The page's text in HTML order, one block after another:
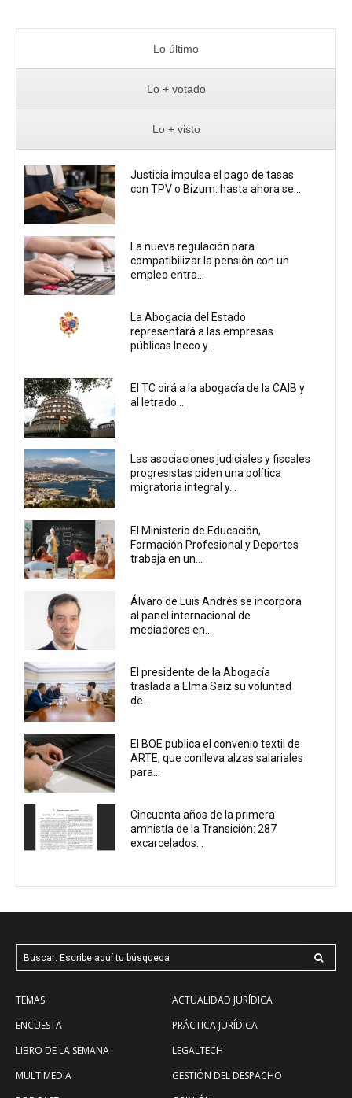
Lo último
Lo + votado
Lo + visto
Justicia impulsa el pago de tasas
con TPV o Bizum: hasta ahora se...
La nueva regulación para
compatibilizar la pensión con un
empleo entra...
La Abogacía del Estado
representará a las empresas
públicas Ineco y...
El TC oirá a la abogacía de la CAIB y
al letrado...
Las asociaciones judiciales y fiscales
progresistas piden una política
migratoria integral y...
El Ministerio de Educación,
Formación Profesional y Deportes
trabaja en un...
Álvaro de Luis Andrés se incorpora
al panel internacional de
mediadores en...
El presidente de la Abogacía
traslada a Elma Saiz su voluntad
de...
El BOE publica el convenio textil de
ARTE, que conlleva alzas salariales
para...
Cincuenta años de la primera
amnistía de la Transición: 287
excarcelados...
Buscar: Escribe aquí tu búsqueda
TEMAS
ENCUESTA
LIBRO DE LA SEMANA
MULTIMEDIA
ACTUALIDAD JURÍDICA
PRÁCTICA JURÍDICA
LEGALTECH
GESTIÓN DEL DESPACHO